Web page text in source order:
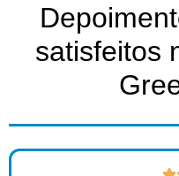
satisfeitos